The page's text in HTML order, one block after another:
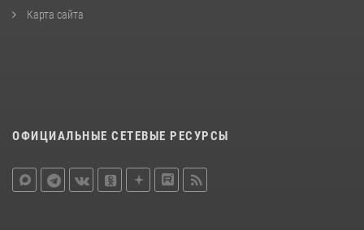
Карта сайта
ОФИЦИАЛЬНЫЕ СЕТЕВЫЕ РЕСУРСЫ